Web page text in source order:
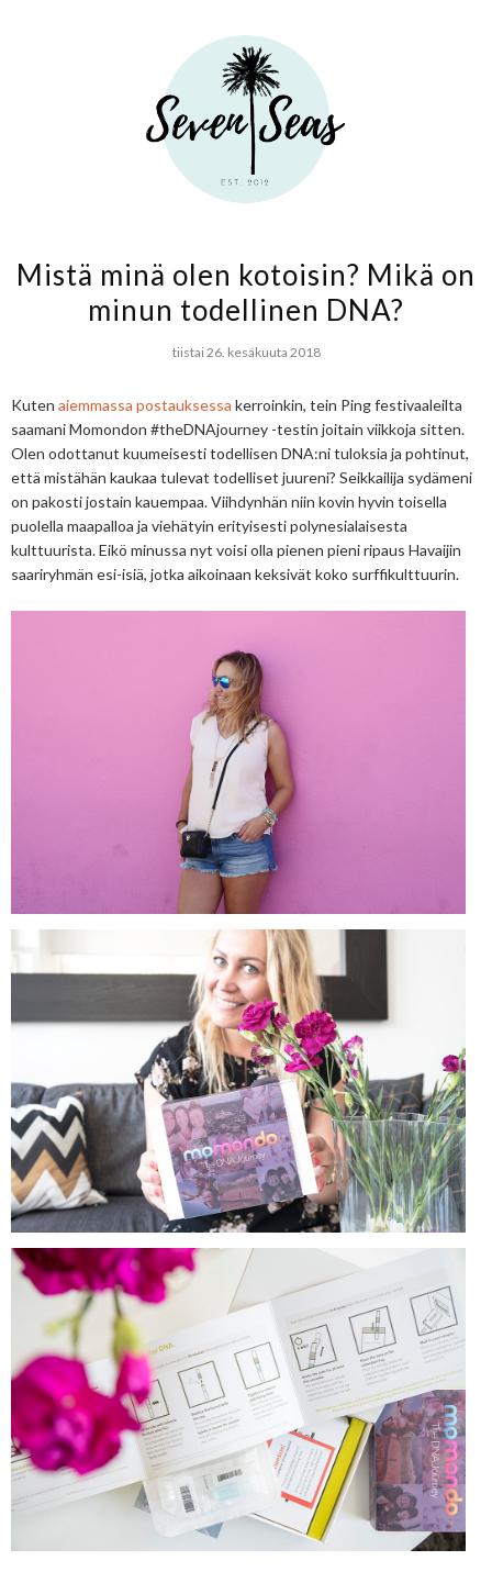
Mistä minä olen kotoisin? Mikä on
minun todellinen DNA?
tiistai 26. kesäkuuta 2018
Kuten aiemmassa postauksessa kerroinkin, tein Ping festivaaleilta
saamani Momondon #theDNAjourney -testin joitain viikkoja sitten.
Olen odottanut kuumeisesti todellisen DNA:ni tuloksia ja pohtinut,
että mistähän kaukaa tulevat todelliset juureni? Seikkailija sydämeni
on pakosti jostain kauempaa. Viihdynhän niin kovin hyvin toisella
puolella maapalloa ja viehätyin erityisesti polynesialaisesta
kulttuurista. Eikö minussa nyt voisi olla pienen pieni ripaus Havaijin
saariryhmän esi-isiä, jotka aikoinaan keksivät koko surffikulttuurin.